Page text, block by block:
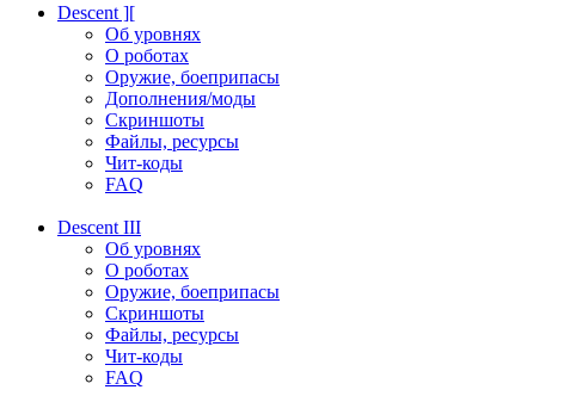
Descent ][
Об уровнях
О роботах
Оружие, боеприпасы
Дополнения/моды
Скриншоты
Файлы, ресурсы
Чит-коды
FAQ
Descent III
Об уровнях
О роботах
Оружие, боеприпасы
Скриншоты
Файлы, ресурсы
Чит-коды
FAQ